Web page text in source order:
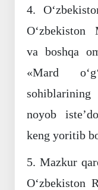
4.
O‘zbekiston
va boshqa
«Mard
noyob
keng yoritib
5. Mazkur
O‘zbekiston